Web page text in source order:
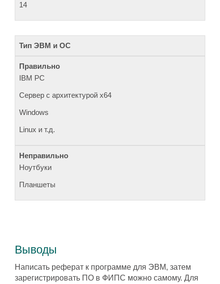
14
Тип ЭВМ и ОС
IBM PC
Сервер с архитектурой х64
Windows
Linux и т.д.
Ноутбуки
Планшеты
Выводы
Написать реферат к программе для ЭВМ, затем
зарегистрировать ПО в ФИПС можно самому. Для